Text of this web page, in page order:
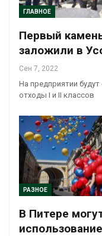
ГЛАВНОЕ
Первый
заложили в
Сен 7, 2022
На предприятии
отходы I и II классов
РАЗНОЕ
В Питере